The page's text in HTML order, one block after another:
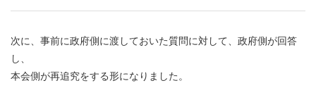
次に、事前に政府側に渡しておいた質問に対して、政府側が回答
し、
本会側が再追究をする形になりました。